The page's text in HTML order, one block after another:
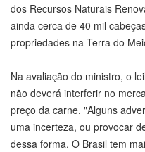
dos Recursos Naturais
ainda cerca de 40 mil
propriedades na Terra do
Na avaliação do ministro, o
não deverá interferir no
preço da carne. "Alguns
uma incerteza, ou provocar
dessa forma. O Brasil tem